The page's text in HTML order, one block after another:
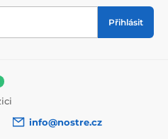
Přihlásit
info@nostre.cz